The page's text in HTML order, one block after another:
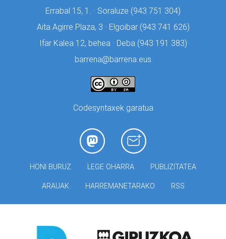
Errabal 15, 1. · Soraluze (943 751 304)
Aita Agirre Plaza, 3 · Elgoibar (943 741 626)
Ifar Kalea 12, behea · Deba (943 191 383)
barrena@barrena.eus
Codesyntaxek garatua
HONI BURUZ LEGE OHARRA PUBLIZITATEA
ARAUAK HARREMANETARAKO RSS